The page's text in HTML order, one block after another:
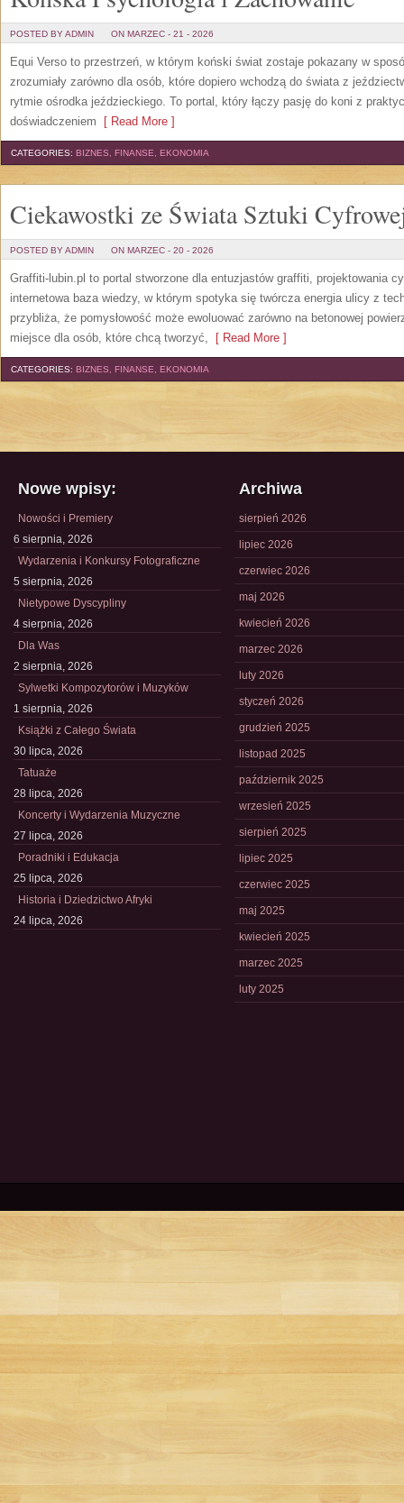
POSTED BY ADMIN ON MARZEC - 21 - 2026
Equi Verso to przestrzeń, w którym koński świat zostaje pokazany w
zrozumiały zarówno dla osób, które dopiero wchodzą do świata z
rytmie ośrodka jeździeckiego. To portal, który łączy pasję do koni z
doświadczeniem [ Read More ]
CATEGORIES: BIZNES, FINANSE, EKONOMIA
Ciekawostki ze Świata Sztuki
POSTED BY ADMIN ON MARZEC - 20 - 2026
Graffiti-lubin.pl to portal stworzone dla entuzjastów graffiti, projektowania
internetowa baza wiedzy, w którym spotyka się twórcza energia ulicy z
przybliża, że pomysłowość może ewoluować zarówno na betonowej
miejsce dla osób, które chcą tworzyć, [ Read More ]
CATEGORIES: BIZNES, FINANSE, EKONOMIA
Nowe wpisy:
Nowości i Premiery
6 sierpnia, 2026
Wydarzenia i Konkursy Fotograficzne
5 sierpnia, 2026
Nietypowe Dyscypliny
4 sierpnia, 2026
Dla Was
2 sierpnia, 2026
Sylwetki Kompozytorów i Muzyków
1 sierpnia, 2026
Książki z Całego Świata
30 lipca, 2026
Tatuaże
28 lipca, 2026
Koncerty i Wydarzenia Muzyczne
27 lipca, 2026
Poradniki i Edukacja
25 lipca, 2026
Historia i Dziedzictwo Afryki
24 lipca, 2026
Archiwa
sierpień 2026
lipiec 2026
czerwiec 2026
maj 2026
kwiecień 2026
marzec 2026
luty 2026
styczeń 2026
grudzień 2025
listopad 2025
październik 2025
wrzesień 2025
sierpień 2025
lipiec 2025
czerwiec 2025
maj 2025
kwiecień 2025
marzec 2025
luty 2025